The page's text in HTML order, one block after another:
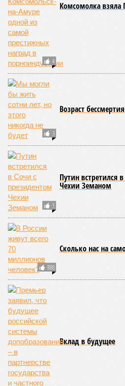
4
Комсомолка взяла
3
Возраст бессмертия
1
Путин встретился
Чехии Земаном
888
Сколько нас на
Вклад в будущее